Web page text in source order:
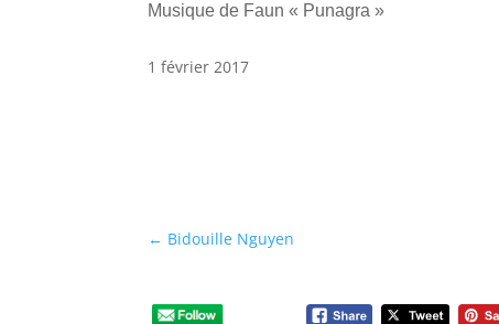
Musique de Faun « Punagra »
1 février 2017
← Bidouille Nguyen